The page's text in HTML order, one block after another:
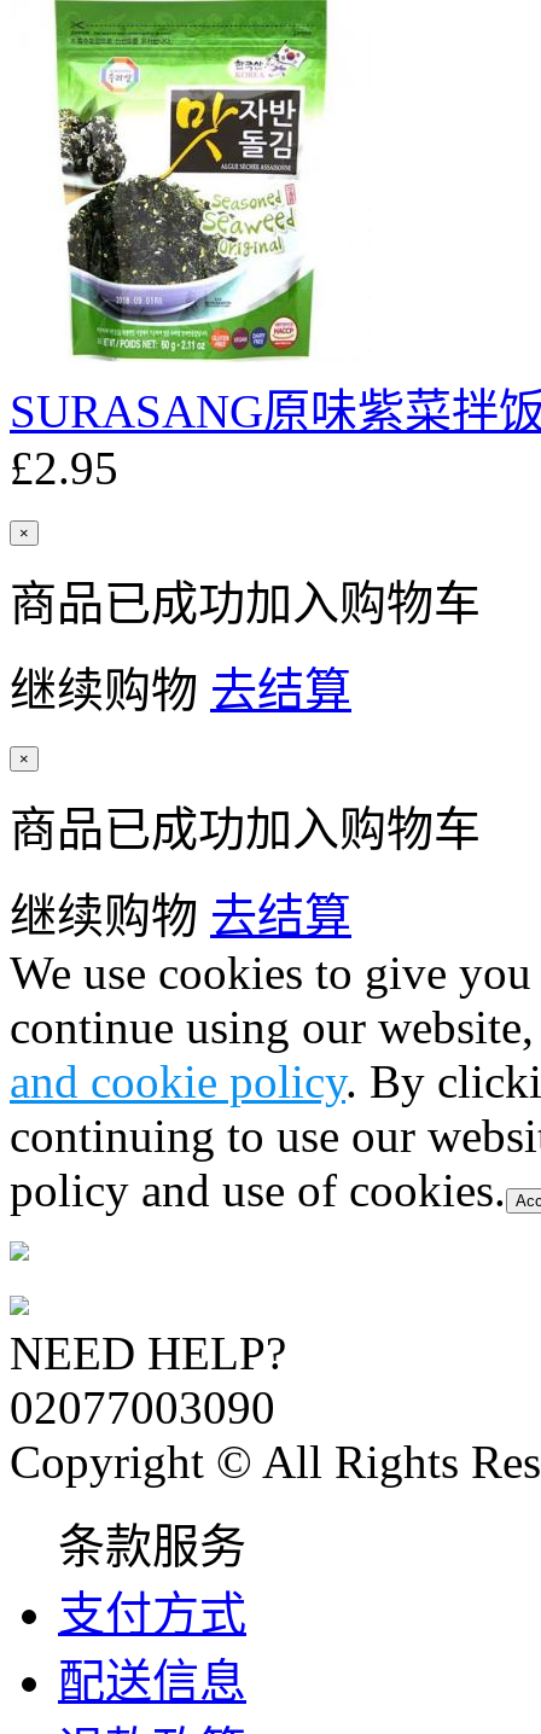
SURASANG原味紫菜拌
£2.95
×
商品已成功加入购物车
继续购物 去结算
×
商品已成功加入购物车
继续购物 去结算
We use cookies to give
continue using our
and cookie policy. By
continuing to use our
policy and use of cookies.
NEED HELP?
02077003090
Copyright © All Rights
条款服务
支付方式
配送信息